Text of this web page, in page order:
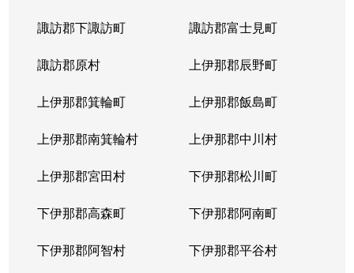
諏訪郡下諏訪町 諏訪郡富士見町
諏訪郡原村 上伊那郡辰野町
上伊那郡箕輪町 上伊那郡飯島町
上伊那郡南箕輪村 上伊那郡中川村
上伊那郡宮田村 下伊那郡松川町
下伊那郡高森町 下伊那郡阿南町
下伊那郡阿智村 下伊那郡平谷村